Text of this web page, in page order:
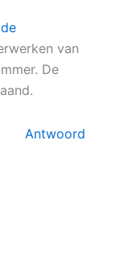
van
De
Antwoord